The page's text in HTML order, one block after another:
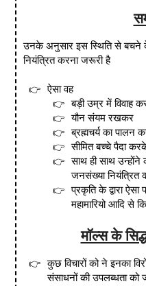
उनके अनुसार इस स्थिति से बचने
नियंत्रित करना जरूरी है
ऐसा वह
बड़ी उम्र में विवाह
यौन संयम रखकर
ब्रह्मचर्य का पालन
सीमित बच्चे पैदा
साथ ही साथ
जनसंख्या नियंत्रित
प्रकृति के द्वारा
महामारियो आदि से
मॉल्स के
कुछ विचारों को ने इनका
संसाधनों की उपलब्धता